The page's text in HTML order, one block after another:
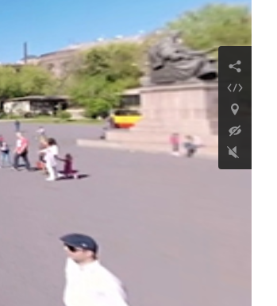
Kapelle der Kamakatar